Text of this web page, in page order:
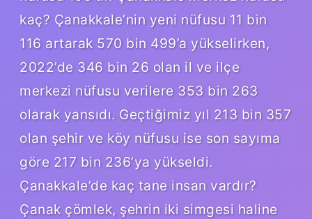
kaç? Çanakkale’nin yeni nüfusu 11 bin
116 artarak 570 bin 499’a yükselirken,
2022’de 346 bin 26 olan il ve ilçe
merkezi nüfusu verilere 353 bin 263
olarak yansıdı. Geçtiğimiz yıl 213 bin 357
olan şehir ve köy nüfusu ise son sayıma
göre 217 bin 236’ya yükseldi.
Çanakkale’de kaç tane insan vardır?
Çanak çömlek, şehrin iki simgesi haline